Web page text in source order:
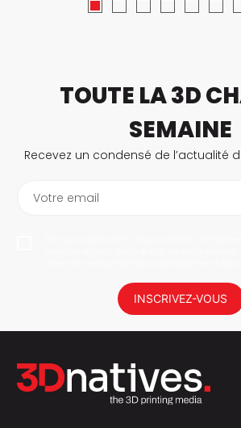
TOUTE LA 3D
SEMAINE
Recevez un condensé de l’actualité
Votre email
INSCRIVEZ-VOUS